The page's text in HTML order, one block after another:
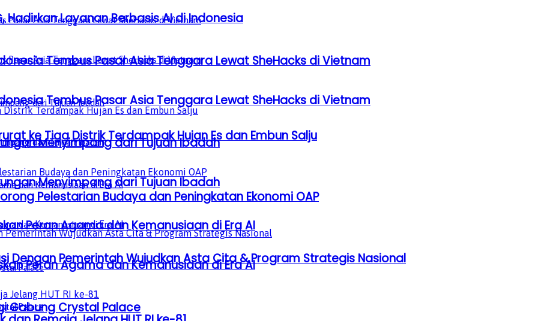
Tembus Pasar Asia Tenggara Lewat SheHacks di Vietnam
Menyimpang dari Tujuan Ibadah
Peran Agama dan Kemanusiaan di Era AI
Gabung Crystal Palace
Layanan Berbasis AI di Indonesia
Tembus Pasar Asia Tenggara Lewat SheHacks di Vietnam
Menyimpang dari Tujuan Ibadah
Peran Agama dan Kemanusiaan di Era AI
ke Tiga Distrik Terdampak Hujan Es dan Embun Salju
Pelestarian Budaya dan Peningkatan Ekonomi OAP
Dengan Pemerintah Wujudkan Asta Cita & Program Strategis Nasional